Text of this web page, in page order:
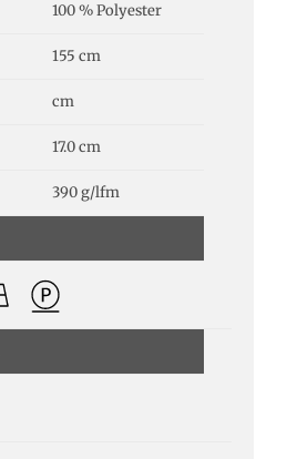
100 % Polyester
155 cm
cm
17.0 cm
390 g/lfm